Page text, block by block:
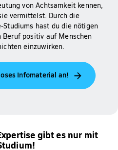
von Achtsamkeit kennen,
vermittelst. Durch die
Studiums hast du die nötigen
Beruf positiv auf Menschen
einzuwirken.
Infomaterial an!
gibt es nur mit